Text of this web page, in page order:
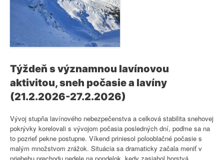
Týždeň s významnou lavínovou
aktivitou, sneh počasie a lavíny
(21.2.2026-27.2.2026)
Vývoj stupňa lavínového nebezpečenstva a celková stabilita snehovej
pokrývky korelovali s vývojom počasia posledných dní, poďme sa na
to pozrieť pekne postupne. Víkend priniesol polooblačné počasie s
malým množstvom zrážok. Situácia sa dramaticky začala meniť v
priebehu prechodu nedele na pondelok, kedy zasiahol horstvá